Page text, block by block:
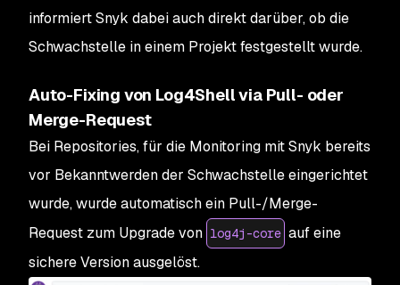
informiert Snyk dabei auch direkt darüber, ob die
Schwachstelle in einem Projekt festgestellt wurde.
Auto-Fixing von Log4Shell via Pull- oder
Merge-Request
Bei Repositories, für die Monitoring mit Snyk bereits
vor Bekanntwerden der Schwachstelle eingerichtet
wurde, wurde automatisch ein Pull-/Merge-
Request zum Upgrade von log4j-core auf eine
sichere Version ausgelöst.